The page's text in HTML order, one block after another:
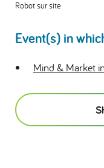
Robot sur site
Event(s) in
Mind & Market